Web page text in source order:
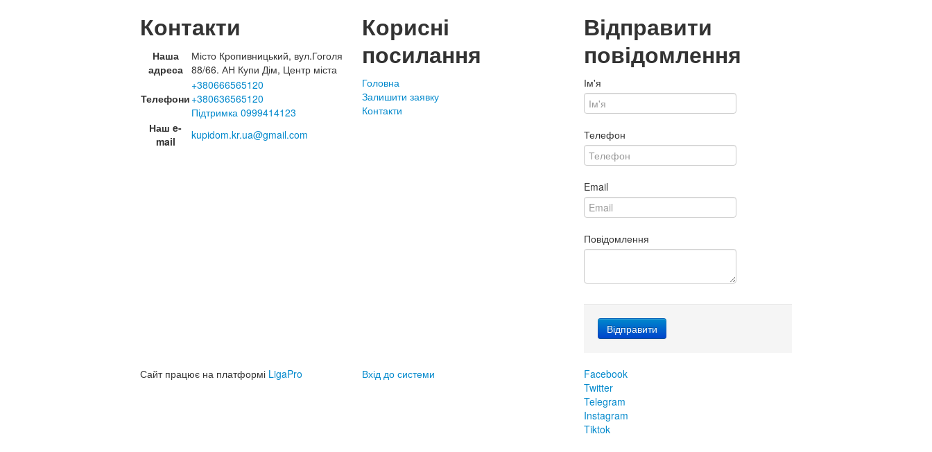
Контакти
Наша
адреса
Місто Кропивницький, вул.Гоголя
88/66. АН Купи Дім, Центр міста
Телефони
+380666565120
+380636565120
Підтримка 0999414123
Наш e-
mail
kupidom.kr.ua@gmail.com
Корисні
посилання
Головна
Залишити заявку
Контакти
Відправити
повідомлення
Ім'я
Телефон
Email
Повідомлення
Сайт працює на платформі LigaPro Вхід до системи
Facebook
Twitter
Telegram
Instagram
Tiktok